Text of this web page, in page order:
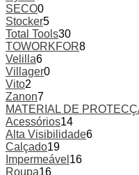
SECO0
Stocker5
Total Tools30
TOWORKFOR8
Velilla6
Villager0
Vito2
Zanon7
MATERIAL DE
Acessórios14
Alta Visibilidade6
Calçado19
Impermeável 16
Roupa16